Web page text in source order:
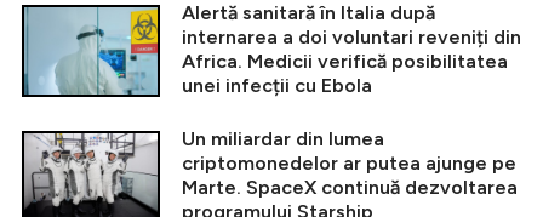
Alertă sanitară în Italia după
internarea a doi voluntari reveniți din
Africa. Medicii verifică posibilitatea
unei infecții cu Ebola
Un miliardar din lumea
criptomonedelor ar putea ajunge pe
Marte. SpaceX continuă dezvoltarea
programului Starship